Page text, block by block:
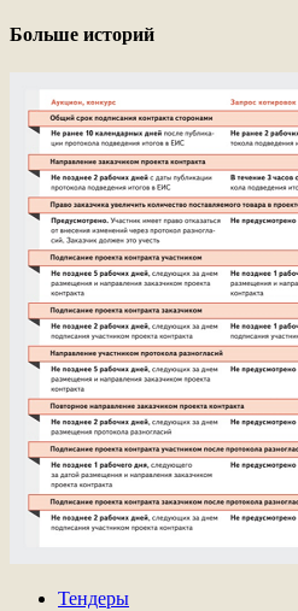
Больше историй
Тендеры